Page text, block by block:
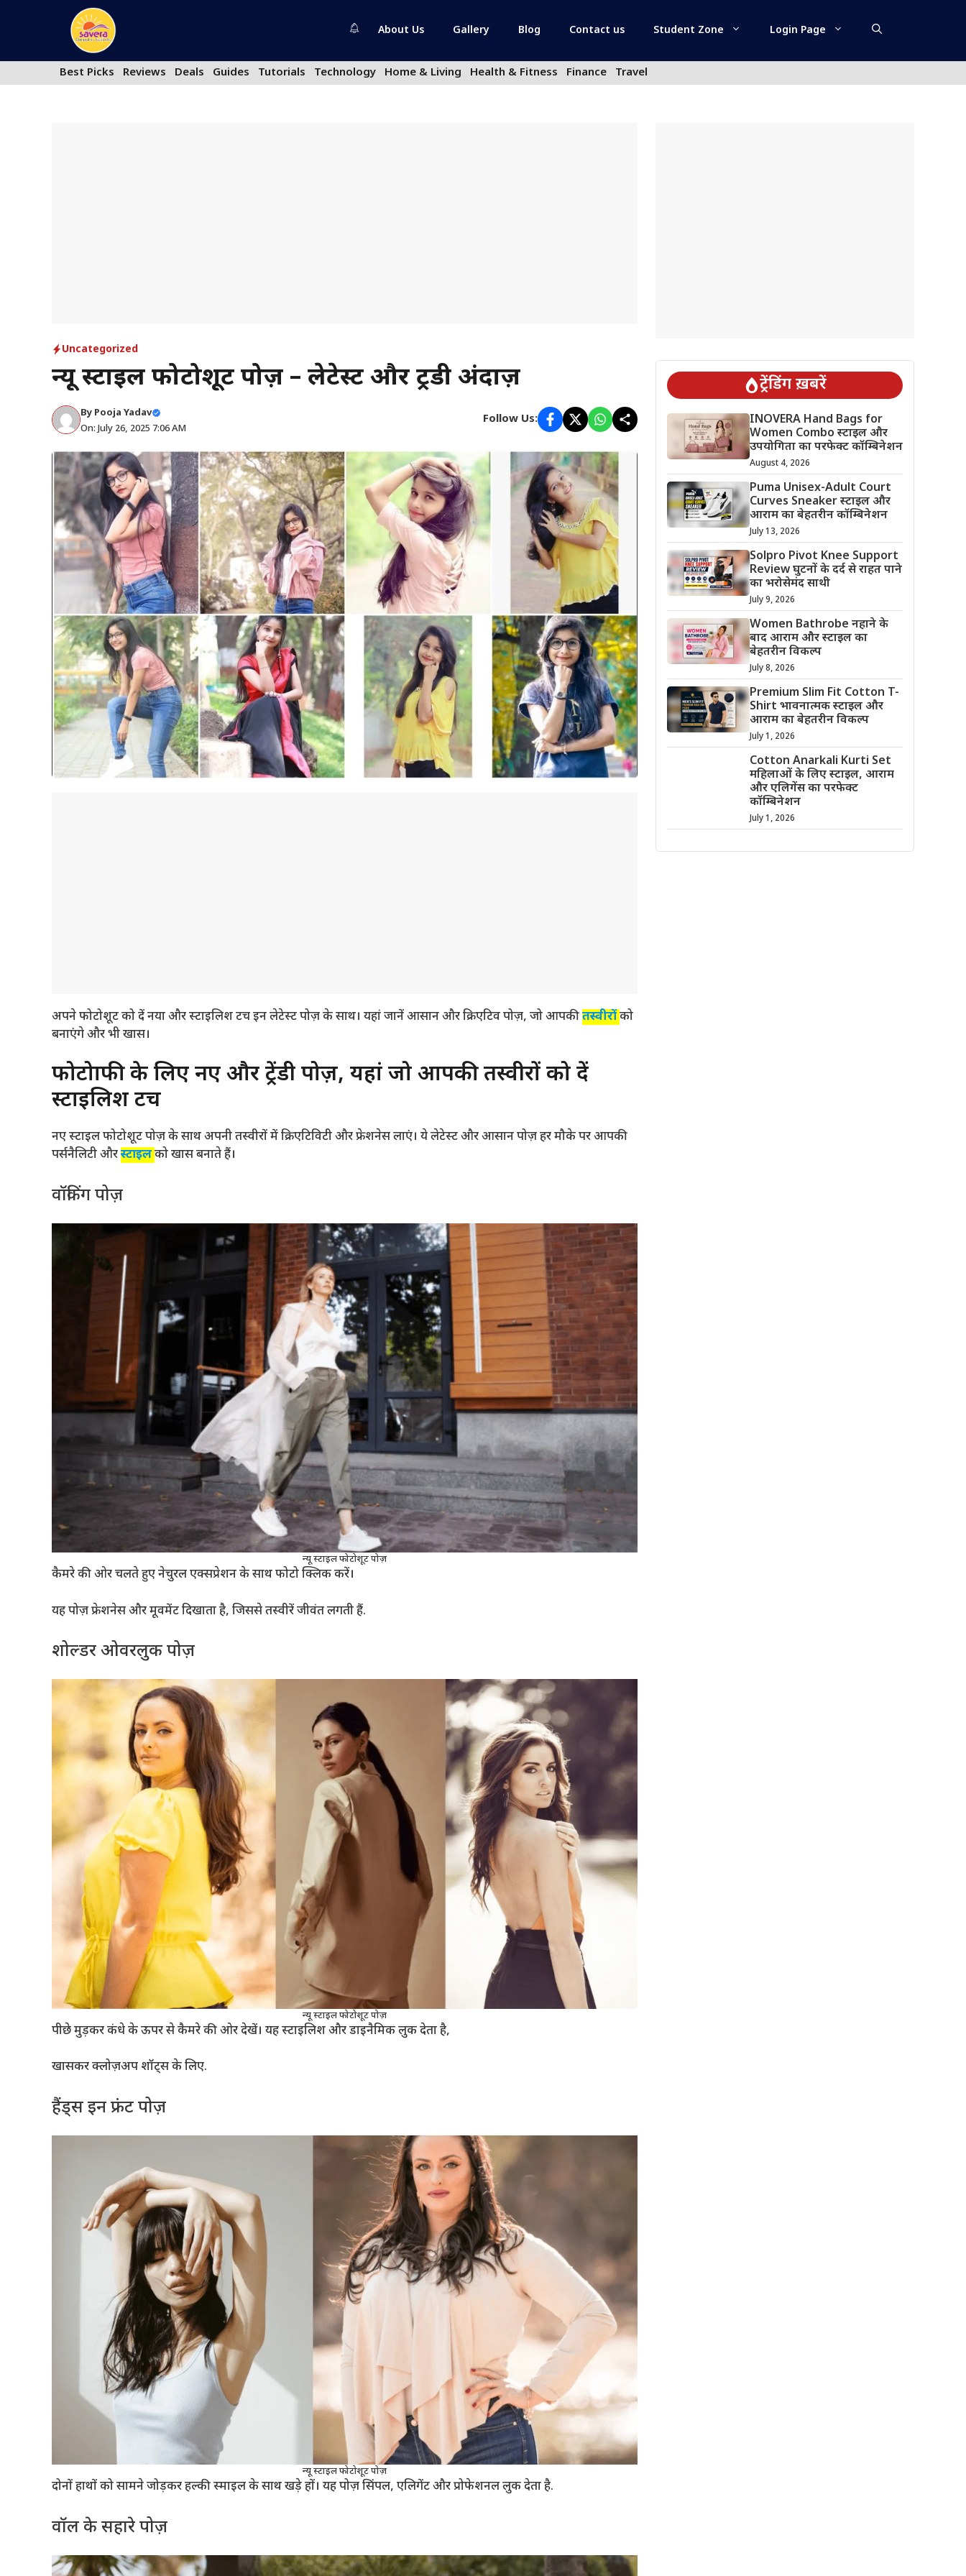
About Us Gallery Blog Contact us Student Zone Login Page
Best Picks Reviews Deals Guides Tutorials Technology Home & Living Health & Fitness Finance Travel
Uncategorized
न्यू स्टाइल फोटोशूट पोज़ – लेटेस्ट और ट्रेंडी अंदाज़
By Pooja Yadav
On: July 26, 2025 7:06 AM
Follow Us:
अपने फोटोशूट को दें नया और स्टाइलिश टच इन लेटेस्ट पोज़ के साथ। यहां जानें आसान और क्रिएटिव पोज़, जो आपकीतस्वीरोंको
बनाएंगे और भी खास।
फोटोग्राफी के लिए नए और ट्रेंडी पोज़, यहां जो आपकी तस्वीरों को दें
स्टाइलिश टच
नए स्टाइल फोटोशूट पोज़ के साथ अपनी तस्वीरों में क्रिएटिविटी और फ्रेशनेस लाएं। ये लेटेस्ट और आसान पोज़ हर मौके पर आपकी
पर्सनैलिटी औरस्टाइलको खास बनाते हैं।
वॉकिंग पोज़
न्यू स्टाइल फोटोशूट पोज़
कैमरे की ओर चलते हुए नेचुरल एक्सप्रेशन के साथ फोटो क्लिक करें।
यह पोज़ फ्रेशनेस और मूवमेंट दिखाता है, जिससे तस्वीरें जीवंत लगती हैं.
शोल्डर ओवरलुक पोज़
न्यू स्टाइल फोटोशूट पोज़
पीछे मुड़कर कंधे के ऊपर से कैमरे की ओर देखें। यह स्टाइलिश और डाइनैमिक लुक देता है,
खासकर क्लोज़अप शॉट्स के लिए.
हैंड्स इन फ्रंट पोज़
न्यू स्टाइल फोटोशूट पोज़
दोनों हाथों को सामने जोड़कर हल्की स्माइल के साथ खड़े हों। यह पोज़ सिंपल, एलिगेंट और प्रोफेशनल लुक देता है.
वॉल के सहारे पोज़
ट्रेंडिंग ख़बरें
INOVERA Hand Bags for
Women Combo स्टाइल और
उपयोगिता का परफेक्ट कॉम्बिनेशन
August 4, 2026
Puma Unisex-Adult Court
Curves Sneaker स्टाइल और
आराम का बेहतरीन कॉम्बिनेशन
July 13, 2026
Solpro Pivot Knee Support
Review घुटनों के दर्द से राहत पाने
का भरोसेमंद साथी
July 9, 2026
Women Bathrobe नहाने के
बाद आराम और स्टाइल का
बेहतरीन विकल्प
July 8, 2026
Premium Slim Fit Cotton T-
Shirt भावनात्मक स्टाइल और
आराम का बेहतरीन विकल्प
July 1, 2026
Cotton Anarkali Kurti Set
महिलाओं के लिए स्टाइल, आराम
और एलिगेंस का परफेक्ट
कॉम्बिनेशन
July 1, 2026